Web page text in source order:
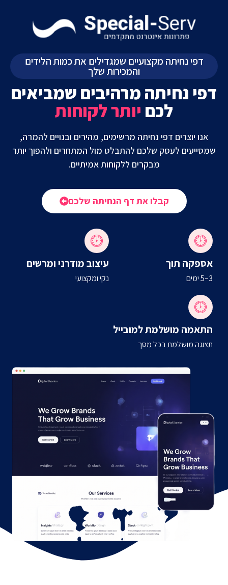
דפי נחיתה מקצועיים שמגדילים את כמות הלידים
והמכירות שלך
דפי נחיתה מרהיבים שמביאים
לכם יותר לקוחות
אנו יוצרים דפי נחיתה מרשימים, מהירים ובנויים להמרה,
שמסייעים לעסק שלכם להתבלט מול המתחרים ולהפוך יותר
מבקרים ללקוחות אמיתיים.
קבלו את דף הנחיתה שלכם
אספקה תוך
3–5 ימים
עיצוב מודרני ומרשים
נקי ומקצועי
התאמה מושלמת למובייל
תצוגה מושלמת בכל מסך